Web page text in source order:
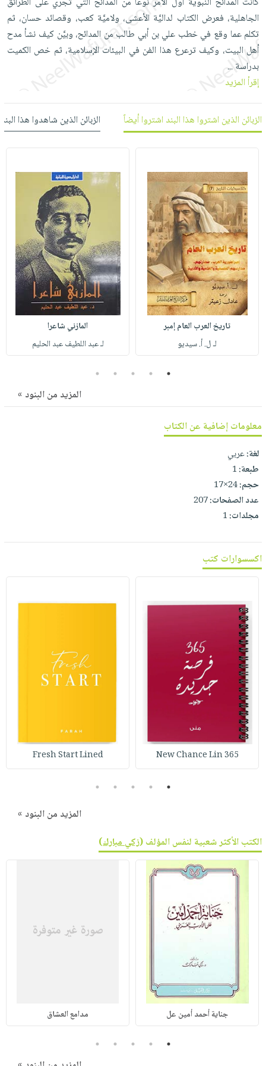
العناية
بالأسنان
الحمية
والتغذية
أدوات
المائدة
الأوعية
والتخزين
أدوات
المطبخ
الأكثر
مبيعاً
العودة
للمدارس
اكسسوارات
كتب
منزلية
اكسسوارات
مطرزات
حقائب
حلي
عناية
بالذات
صابون
أطفال
مناسبات
شحن
مجاني
بنود
مختارة
اشتراكات
صندوق
القراءة
بلا
حدود
متقدم
نيل
وفرات
عن
الشركة
سياسة
الشركة
فيديوهات
أسئلة
يتكرر
طرحها
خدمات
تواصل
حسابك
لائحة
الأمنيات
عربة
التسوق
الإصدارات
الجاهلية، فعرض الكتاب لداليَّة الأعشى، ولاميَّة كعب، وقصائد حسان، ثم
تكلم عما وقع في خطب علي بن أبي طالب من المدائح، وبيَّن كيف نشأ مدح
أهل البيت، وكيف ترعرع هذا الفن في البيئات الإسلامية، ثم خص الكميت
بدراسة...
إقرأ المزيد
الزبائن الذين اشتروا هذا البند اشتروا أيضاً الزبائن الذين شاهدوا هذا
تاريخ العرب العام إمبر
لـ ل. أ. سيديو
المازني شاعرا
لـ عبد اللطيف عبد الحليم
1
2
3
4
5
المزيد من البنود »
معلومات إضافية عن الكتاب
لغة:عربي
طبعة:1
حجم:24×17
عدد الصفحات:207
مجلدات:1
اكسسوارات كتب
365 New Chance Lin
Fresh Start Lined
1
2
3
4
5
المزيد من البنود »
الكتب الأكثر شعبية لنفس المؤلف (زكي مبارك)
جناية أحمد أمين عل مدامع العشاق
1
2
3
4
5